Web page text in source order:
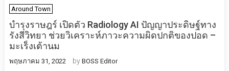
Around Town
บำรุงราษฎร์ เปิดตัว Radiology AI ปัญญาประดิษฐ์ทาง
รังสีวิทยา ช่วยวิเคราะห์ภาวะความผิดปกติของปอด –
มะเร็งเต้านม
พฤษภาคม 31, 2022 by BOSS Editor